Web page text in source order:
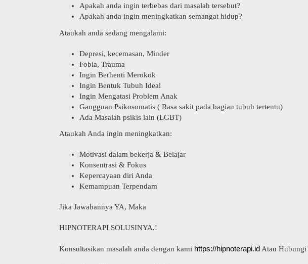
Apakah anda ingin terbebas dari masalah tersebut?
Apakah anda ingin meningkatkan semangat hidup?
Ataukah anda sedang mengalami:
Depresi, kecemasan, Minder
Fobia, Trauma
Ingin Berhenti Merokok
Ingin Bentuk Tubuh Ideal
Ingin Mengatasi Problem Anak
Gangguan Psikosomatis ( Rasa sakit pada bagian tubuh tertentu)
Ada Masalah psikis lain (LGBT)
Ataukah Anda ingin meningkatkan:
Motivasi dalam bekerja & Belajar
Konsentrasi & Fokus
Kepercayaan diri Anda
Kemampuan Terpendam
Jika Jawabannya YA, Maka
HIPNOTERAPI SOLUSINYA.!
Konsultasikan masalah anda dengan kami https://hipnoterapi.id Atau Hubungi